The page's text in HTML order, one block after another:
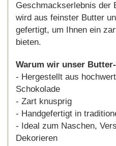
Geschmackserlebnis der
wird aus feinster Butter
gefertigt, um Ihnen ein
bieten.
Warum wir unser
- Hergestellt aus
Schokolade
- Zart knusprig
- Handgefertigt in
- Ideal zum Naschen,
Dekorieren